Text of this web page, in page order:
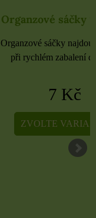
Organzové sáčky
Organzové sáčky najdou
při rychlém zabalení
5 Kč
ZVOLTE